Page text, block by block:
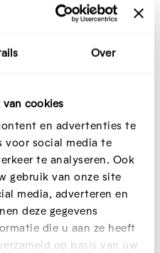
Over
van cookies
en advertenties te
voor social media te
te analyseren. Ook
gebruik van onze site
media, adverteren en
deze gegevens
die u aan ze heeft
op basis van uw
beslissing wel zo goed
het begrijpt waarom
minder kans dat het kind
aanmaken. Ze houden er
en zien er vaak geen
over, dan later.
hierover te praten en
te maken.
starten